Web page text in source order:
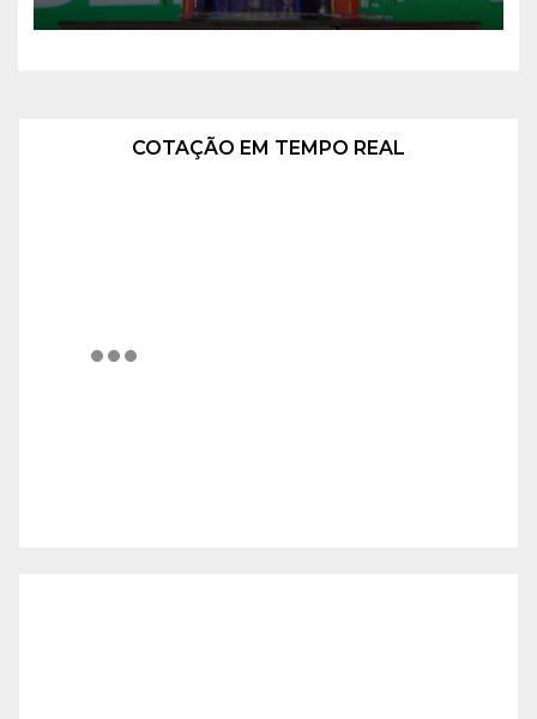
COTAÇÃO EM TEMPO REAL